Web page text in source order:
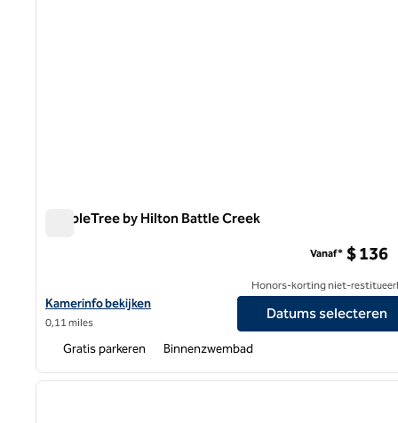
DoubleTree by Hilton Battle Creek
Bekijk hoteldetails voor DoubleTree by Hilton Battle Creek
Kamerinfo bekijken
0,11 miles
Vanaf* $ 136
Honors-korting niet-
Datums selecteren
Gratis parkeren Binnenzwembad
1 van 12